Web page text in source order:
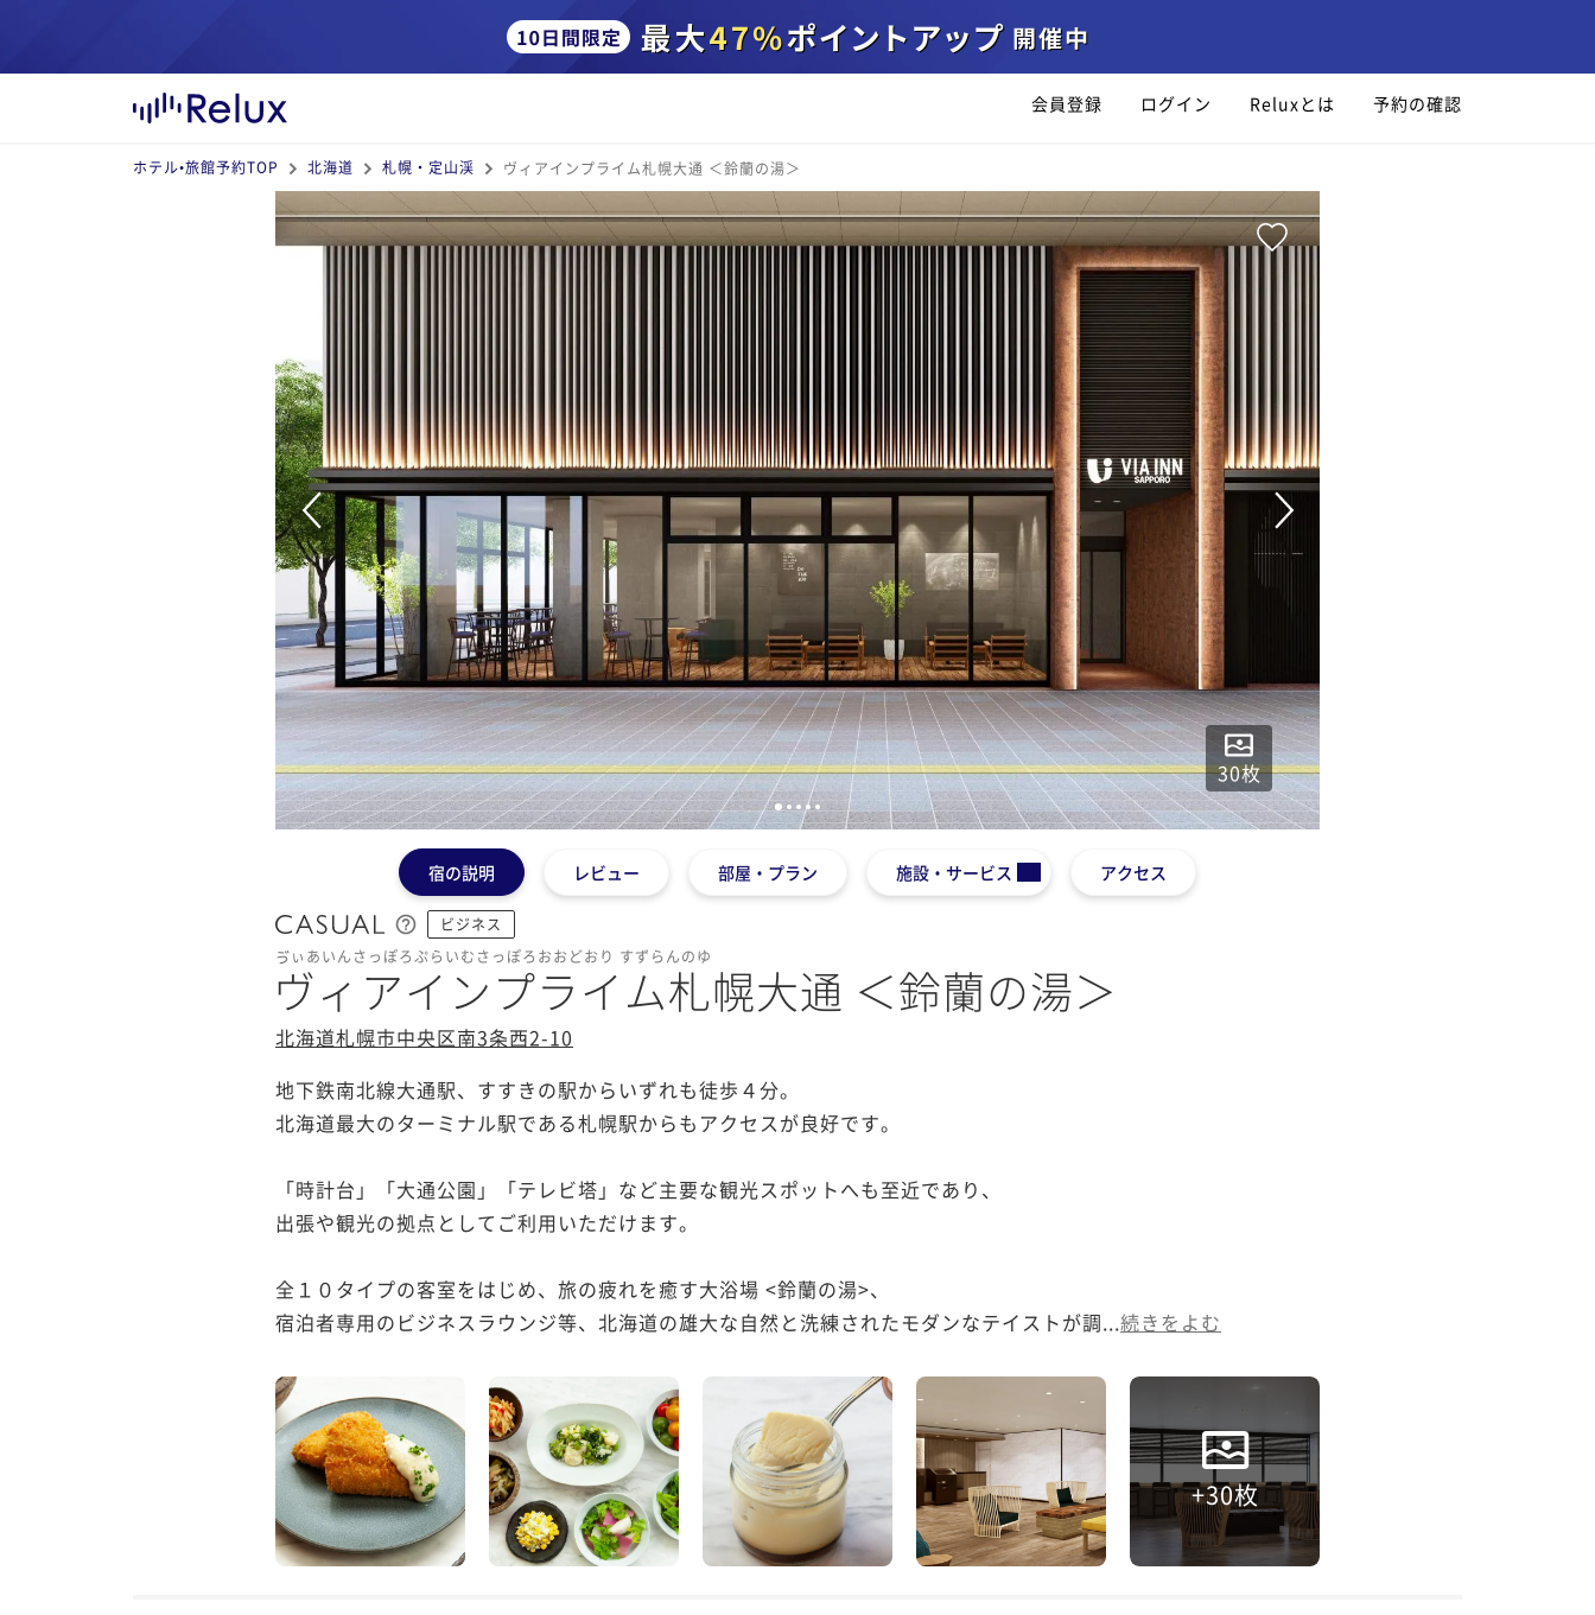
会員登録 ログイン Reluxとは 予約の確認
ホテル•旅館予約TOP 北海道 札幌・定山渓 ヴィアインプライム札幌大通 ＜鈴蘭の湯＞
30枚
1 23 45
宿の説明 レビュー 部屋・プラン 施設・サービス アクセス
ビジネス
ゔぃあいんさっぽろぷらいむさっぽろおおどおり すずらんのゆ
ヴィアインプライム札幌大通 ＜鈴蘭の湯＞
北海道札幌市中央区南3条西2-10
地下鉄南北線大通駅、すすきの駅からいずれも徒歩４分。
北海道最大のターミナル駅である札幌駅からもアクセスが良好です。
「時計台」「大通公園」「テレビ塔」など主要な観光スポットへも至近であり、
出張や観光の拠点としてご利用いただけます。
全１０タイプの客室をはじめ、旅の疲れを癒す大浴場 <鈴蘭の湯>、
宿泊者専用のビジネスラウンジ等、北海道の雄大な自然と洗練されたモダンなテイストが調...続きをよむ
+30枚